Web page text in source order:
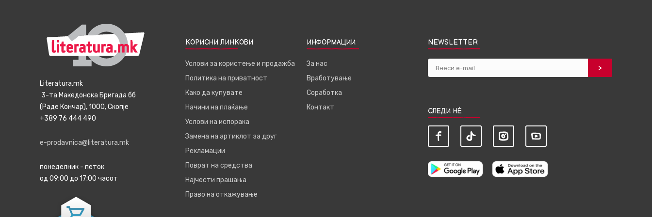
Literatura.mk
3-та Македонска Бригада бб
(Раде Кончар), 1000, Скопје
+389 76 444 490
e-prodavnica@literatura.mk
понеделник - петок
од 09:00 до 17:00 часот
КОРИСНИ ЛИНКОВИ
Услови за користење и продажба
Политика на приватност
Како да купувате
Начини на плаќање
Услови на испорака
Замена на артиклот за друг
Рекламации
Поврат на средства
Најчести прашања
Право на откажување
ИНФОРМАЦИИ
За нас
Вработување
Соработка
Контакт
NEWSLETTER
СЛЕДИ НЀ